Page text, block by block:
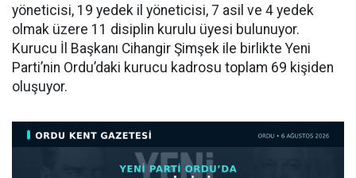
yöneticisi, 19 yedek il yöneticisi, 7 asil ve 4 yedek
olmak üzere 11 disiplin kurulu üyesi bulunuyor.
Kurucu İl Başkanı Cihangir Şimşek ile birlikte Yeni
Parti’nin Ordu’daki kurucu kadrosu toplam 69 kişiden
oluşuyor.